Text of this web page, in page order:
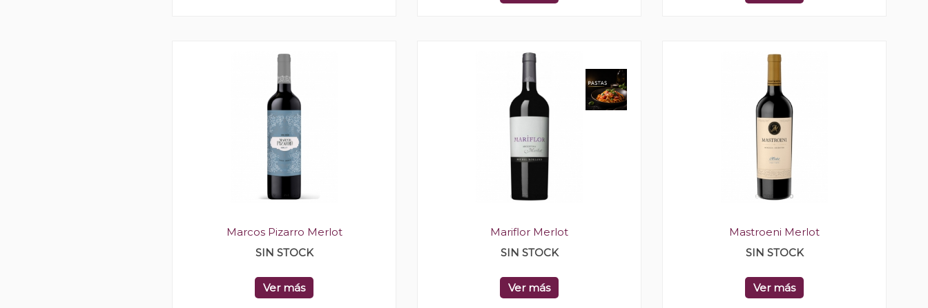
Marcos Pizarro Merlot
SIN STOCK
Ver más
Mariflor Merlot
SIN STOCK
Ver más
Mastroeni Merlot
SIN STOCK
Ver más